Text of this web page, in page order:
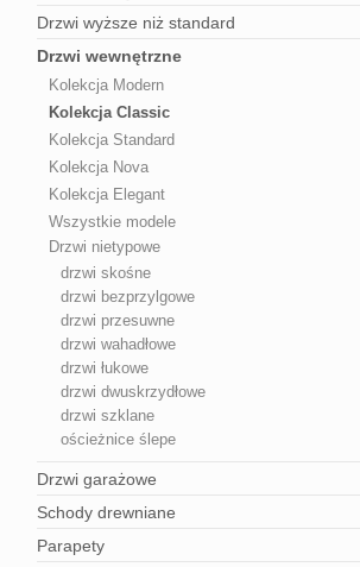
Drzwi wyższe niż standard
Drzwi wewnętrzne
Kolekcja Modern
Kolekcja Classic
Kolekcja Standard
Kolekcja Nova
Kolekcja Elegant
Wszystkie modele
Drzwi nietypowe
drzwi skośne
drzwi bezprzylgowe
drzwi przesuwne
drzwi wahadłowe
drzwi łukowe
drzwi dwuskrzydłowe
drzwi szklane
ościeżnice ślepe
Drzwi garażowe
Schody drewniane
Parapety